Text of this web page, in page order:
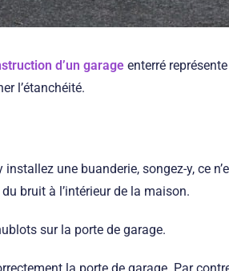
d’un garage enterré
l’étanchéité.
une buanderie, songez-y, ce
bruit à l’intérieur de la maison.
sur la porte de garage.